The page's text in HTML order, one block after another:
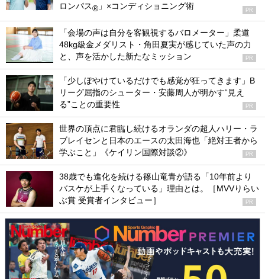
ロンパス® 」×コンディショニング術 PR
「会場の声は自分を客観視するバロメーター」柔道
48kg級金メダリスト・角田夏実が感じていた声の力
と、声を活かした新たなミッション
PR
「少しぼやけているだけでも感覚が狂ってきます」B
リーグ屈指のシューター・安藤周人が明かす“見え
る”ことの重要性
PR
世界の頂点に君臨し続けるオランダの超人ハリー・ラ
ブレイセンと日本のエースの太田海也「絶対王者から
学ぶこと」《ケイリン国際対談②》
PR
38歳でも進化を続ける篠山竜青が語る「10年前より
バスケが上手くなっている」理由とは。［MVVりらい
ぶ賞 受賞者インタビュー］
PR